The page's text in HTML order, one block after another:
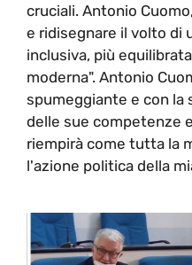
cruciali. Antonio
e ridisegnare il volto di
inclusiva, più
moderna". Antonio
spumeggiante e con la
delle sue competenze
riempirà come tutta la
l'azione politica della